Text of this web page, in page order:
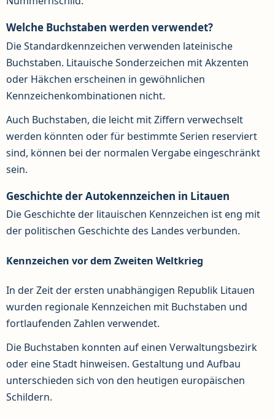
Welche Buchstaben werden verwendet?
Die Standardkennzeichen verwenden lateinische
Buchstaben. Litauische Sonderzeichen mit Akzenten
oder Häkchen erscheinen in gewöhnlichen
Kennzeichenkombinationen nicht.
Auch Buchstaben, die leicht mit Ziffern verwechselt
werden könnten oder für bestimmte Serien reserviert
sind, können bei der normalen Vergabe eingeschränkt
sein.
Geschichte der Autokennzeichen in Litauen
Die Geschichte der litauischen Kennzeichen ist eng mit
der politischen Geschichte des Landes verbunden.
Kennzeichen vor dem Zweiten Weltkrieg
In der Zeit der ersten unabhängigen Republik Litauen
wurden regionale Kennzeichen mit Buchstaben und
fortlaufenden Zahlen verwendet.
Die Buchstaben konnten auf einen Verwaltungsbezirk
oder eine Stadt hinweisen. Gestaltung und Aufbau
unterschieden sich von den heutigen europäischen
Schildern.